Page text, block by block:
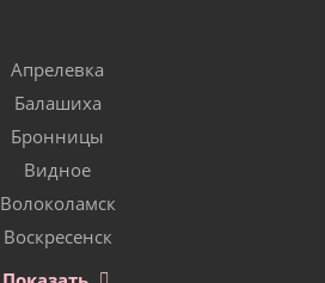
Апрелевка
Балашиха
Бронницы
Видное
Волоколамск
Воскресенск